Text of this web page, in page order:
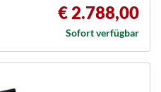
€ 2.788,00
Sofort verfügbar